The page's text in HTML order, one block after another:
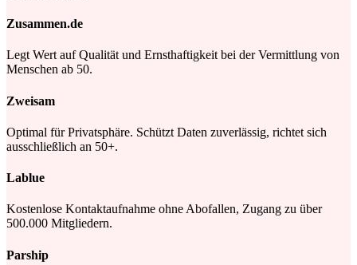
Zusammen.de
Legt Wert auf Qualität und Ernsthaftigkeit bei der Vermittlung von
Menschen ab 50.
Zweisam
Optimal für Privatsphäre. Schützt Daten zuverlässig, richtet sich
ausschließlich an 50+.
Lablue
Kostenlose Kontaktaufnahme ohne Abofallen, Zugang zu über
500.000 Mitgliedern.
Parship